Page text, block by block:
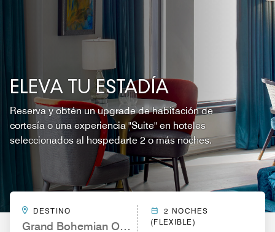
ELEVA TU ESTADÍA
Reserva y obtén un upgrade de habitación de
cortesía o una experiencia "Suite" en hoteles
seleccionados al hospedarte 2 o más noches.
DESTINO
Grand Bohemian Orlando, Autograph Collection
2 NOCHES
(FLEXIBLE)